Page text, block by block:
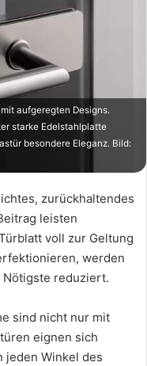
aufgeregten Designs.
starke Edelstahlplatte
besondere Eleganz. Bild:
zurückhaltendes
leisten
voll zur Geltung
werden
Nötigste reduziert.
sind nicht nur mit
eignen sich
jeden Winkel des